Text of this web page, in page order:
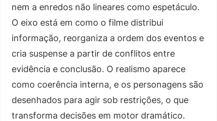
nem a enredos não lineares como espetáculo.
O eixo está em como o filme distribui
informação, reorganiza a ordem dos eventos e
cria suspense a partir de conflitos entre
evidência e conclusão. O realismo aparece
como coerência interna, e os personagens são
desenhados para agir sob restrições, o que
transforma decisões em motor dramático.